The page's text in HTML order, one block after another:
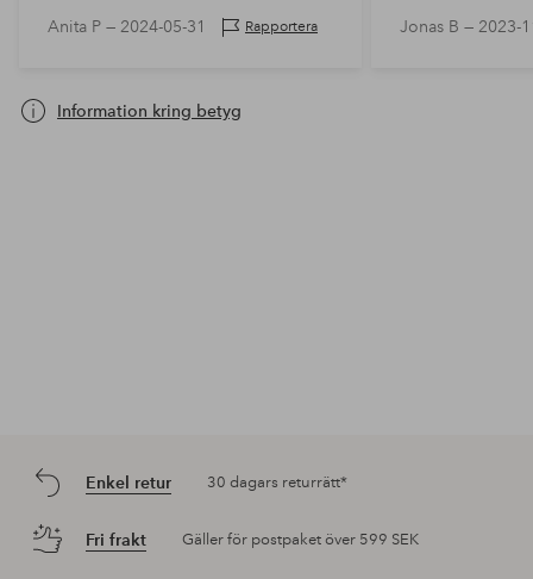
Anita P — 2024-05-31 Rapportera Jonas B — 2023-
Information kring betyg
Enkel retur 30 dagars returrätt*
Fri frakt Gäller för postpaket över 599 SEK